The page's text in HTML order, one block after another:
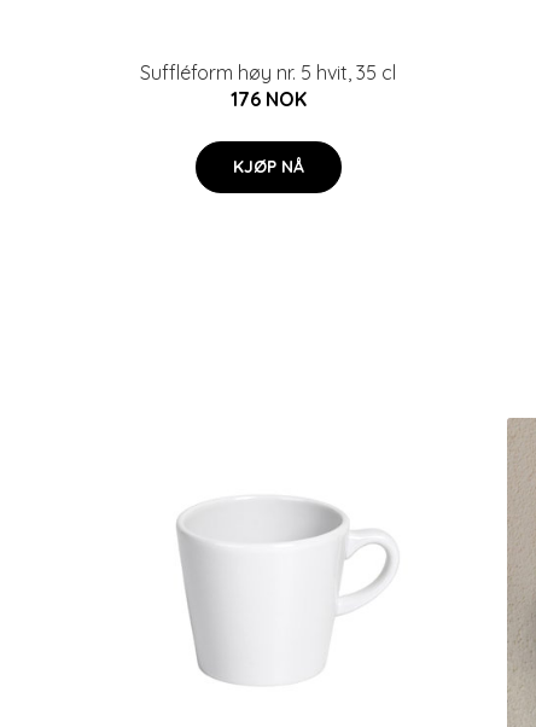
Suffléform høy nr. 5 hvit, 35 cl
176 NOK
KJØP NÅ